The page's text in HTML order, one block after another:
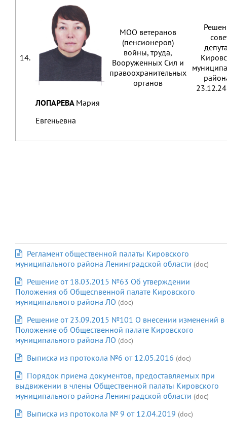
14.
ЛОПАРЕВА Мария
Евгеньевна
МОО ветеранов
(пенсионеров)
войны, труда,
Вооруженных Сил и
правоохранительных
органов
Регламент общественной палаты Кировского
муниципального района Ленинградской области (doc)
Решение от 18.03.2015 №63 Об утверждении
Положения об Общеcnвенной палате Кировского
муниципального района ЛО (doc)
Решение от 23.09.2015 №101 О внесении изменений в
Положение об Общественной палате Кировского
муниципального района ЛО (doc)
Выписка из протокола №6 от 12.05.2016 (doc)
Порядок приема документов, предоставляемых при
выдвижении в члены Общественной палаты Кировского
муниципального района Ленинградской области (doc)
Выписка из протокола № 9 от 12.04.2019 (doc)